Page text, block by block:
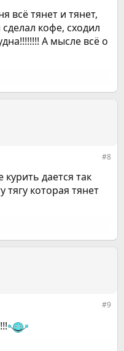
всё тянет и тянет,
кофе, сходил
А мысле всё о
#8
дается так
тягу которая тянет
#9